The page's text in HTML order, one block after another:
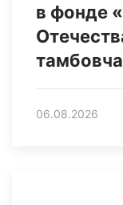
в фонде
06.08.2026